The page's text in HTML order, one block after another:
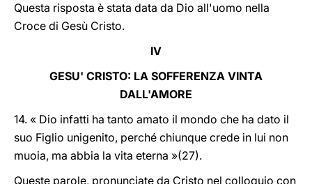
Questa risposta è stata data da Dio all'uomo nella
Croce di Gesù Cristo.
IV
GESU' CRISTO: LA SOFFERENZA VINTA
DALL'AMORE
14. « Dio infatti ha tanto amato il mondo che ha dato il
suo Figlio unigenito, perché chiunque crede in lui non
muoia, ma abbia la vita eterna »(27).
Queste parole, pronunciate da Cristo nel colloquio con